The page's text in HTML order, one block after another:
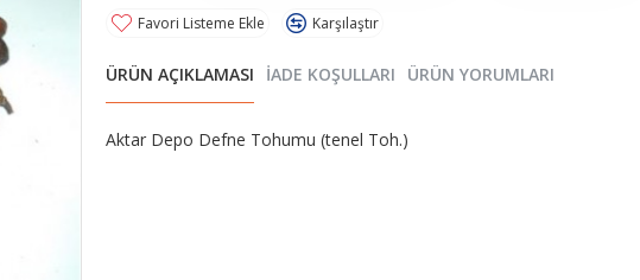
Favori Listeme Ekle Karşılaştır
ÜRÜN AÇIKLAMASI İADE KOŞULLARI ÜRÜN YORUMLARI
Aktar Depo Defne Tohumu (tenel Toh.)